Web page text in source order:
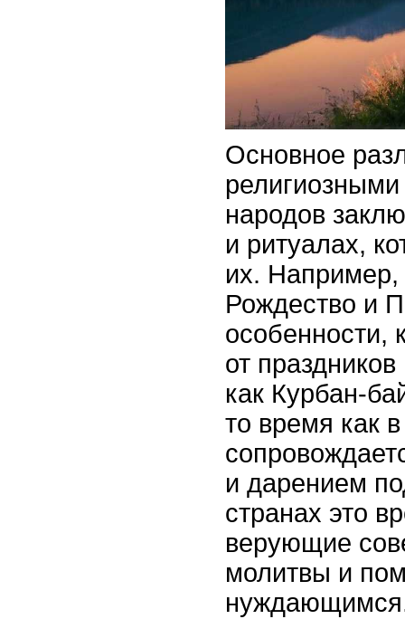
Основное
народов
и ритуалах,
их. Например,
Рождество и
особенности,
от
как Курбан-
то время как
и дарением
странах это
верующие
молитвы и